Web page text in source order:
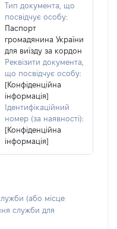
Тип документа, що
посвідчує особу:
Паспорт
громадянина України
для виїзду за кордон
Реквізити документа,
що посвідчує особу:
[Конфіденційна
інформація]
Ідентифікаційний
номер (за наявності):
[Конфіденційна
інформація]
(або місце
служби для